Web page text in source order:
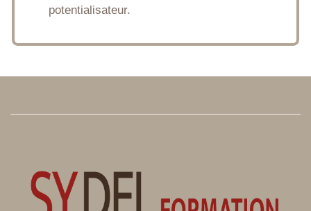
potentialisateur.